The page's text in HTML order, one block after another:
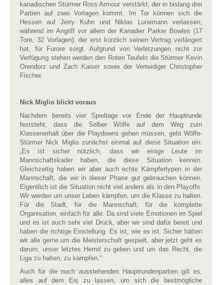
kanadischen Stürmer Ross Armour verstärkt, der in bislang drei
Partien auf zwei Vorlagen kommt. Im Tor können sich die
Hessen auf Jerry Kuhn und Niklas Lunemann verlassen,
während im Angriff vor allem der Kanadier Parker Bowles (17
Tore, 32 Vorlagen), der erst kürzlich seinen Vertrag verlängert
hat, für Furore sorgt. Aufgrund von Verletzungen nicht zur
Verfügung stehen werden den Roten Teufeln die Stürmer Kevin
Orendorz und Zach Kaiser sowie der Verteidiger Christopher
Fischer.
Nick Miglio blickt voraus
Nachdem bereits vier Spieltage vor Ende der Hauptrunde
feststeht, dass die Selber Wölfe auf dem Weg zum
Klassenerhalt über die Playdowns gehen müssen, geht Wölfe-
Stürmer Nick Miglio zunächst einmal auf diese Situation ein:
„Es ist sicher nützlich, dass wir einige Leute im
Mannschaftskader haben, die diese Situation kennen.
Gleichzeitig haben wir aber auch echte Kämpfertypen in der
Mannschaft, die wir in dieser Phase gut gebrauchen können.
Eigentlich ist die Situation nicht viel anders als in den Playoffs.
Wir werden um unser Leben kämpfen, um die Klasse zu halten.
Für die Stadt, für die Mannschaft, für die komplette
Organisation, einfach für alle. Da sind viele Emotionen im Spiel
und es ist auch sehr viel Druck, aber wir sind dafür bereit und
haben die richtige Einstellung. Es ist, wie es ist. Sicher hätten
wir alle gerne um die Meisterschaft gespielt, aber jetzt geht es
darum, unser letztes Hemd zu geben und um das Recht, die
Liga zu halten, zu kämpfen.“
Auch für die noch ausstehenden Hauptrundenpartien gilt es,
alles auf dem Eis zu lassen, um sich die bestmögliche